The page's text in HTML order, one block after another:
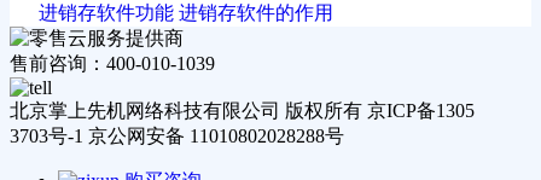
进销存软件功能 进销存软件的作用
售前咨询：400-010-1039
北京掌上先机网络科技有限公司 版权所有 京ICP备1305
3703号-1 京公网安备 11010802028288号